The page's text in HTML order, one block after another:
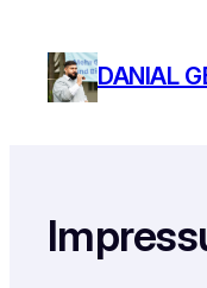
Inhalt
springen
DANIAL